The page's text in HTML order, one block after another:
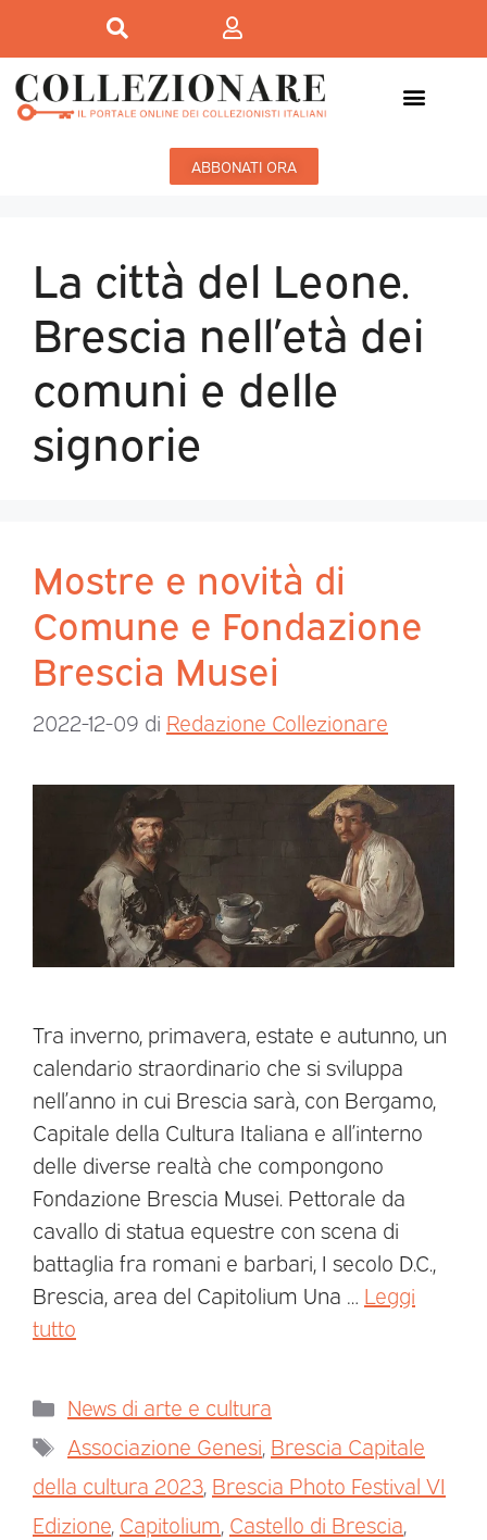
ABBONATI ORA
La città del Leone.
Brescia nell’età dei
comuni e delle
signorie
Mostre e novità di
Comune e Fondazione
Brescia Musei
2022-12-09 di Redazione Collezionare
Tra inverno, primavera, estate e autunno, un
calendario straordinario che si sviluppa
nell’anno in cui Brescia sarà, con Bergamo,
Capitale della Cultura Italiana e all’interno
delle diverse realtà che compongono
Fondazione Brescia Musei. Pettorale da
cavallo di statua equestre con scena di
battaglia fra romani e barbari, I secolo D.C.,
Brescia, area del Capitolium Una … Leggi
tutto
News di arte e cultura
Associazione Genesi Brescia Capitale
della cultura 2023 Brescia Photo Festival VI
Edizione Capitolium Castello di Brescia